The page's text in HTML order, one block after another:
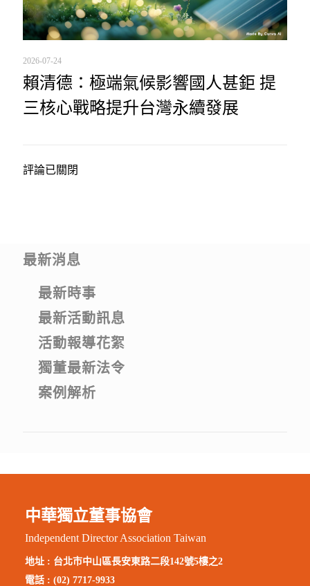
2026-07-24
賴清德：極端氣候影響國人甚鉅 提
三核心戰略提升台灣永續發展
評論已關閉
最新消息
最新時事
最新活動訊息
活動報導花絮
獨董最新法令
案例解析
中華獨立董事協會
Independent Director Association Taiwan
地址 : 台北市中山區長安東路二段142號5樓之2
電話 : (02) 7717-9933